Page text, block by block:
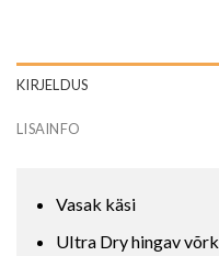
KIRJELDUS
LISAINFO
Vasak käsi
UItra Dry hingav võrk